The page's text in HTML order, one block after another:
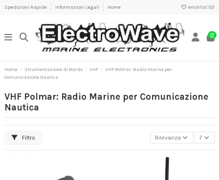
Spedizioni Rapide Informazioni Legali Home Wishlist (0)
0
Home Strumentazione di Bordo VHF
VHF Polmar: Radio Marine per
Comunicazione Nautica
VHF Polmar: Radio Marine per Comunicazione
Nautica
Filtro Rilevanza 7